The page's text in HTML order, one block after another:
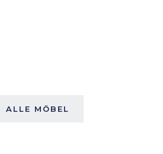
ALLE MÖBEL